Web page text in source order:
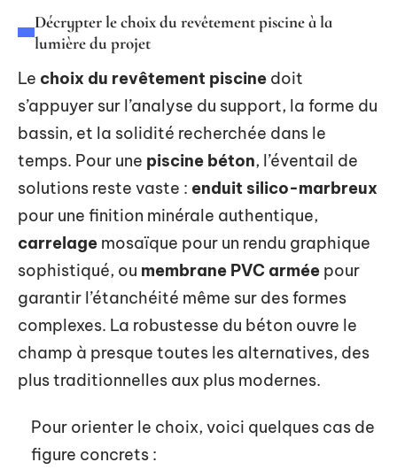
Décrypter le choix du revêtement piscine à la
lumière du projet
Le choix du revêtement piscine doit
s’appuyer sur l’analyse du support, la forme du
bassin, et la solidité recherchée dans le
temps. Pour une piscine béton, l’éventail de
solutions reste vaste : enduit silico-marbreux
pour une finition minérale authentique,
carrelage mosaïque pour un rendu graphique
sophistiqué, ou membrane PVC armée pour
garantir l’étanchéité même sur des formes
complexes. La robustesse du béton ouvre le
champ à presque toutes les alternatives, des
plus traditionnelles aux plus modernes.
Pour orienter le choix, voici quelques cas de
figure concrets :